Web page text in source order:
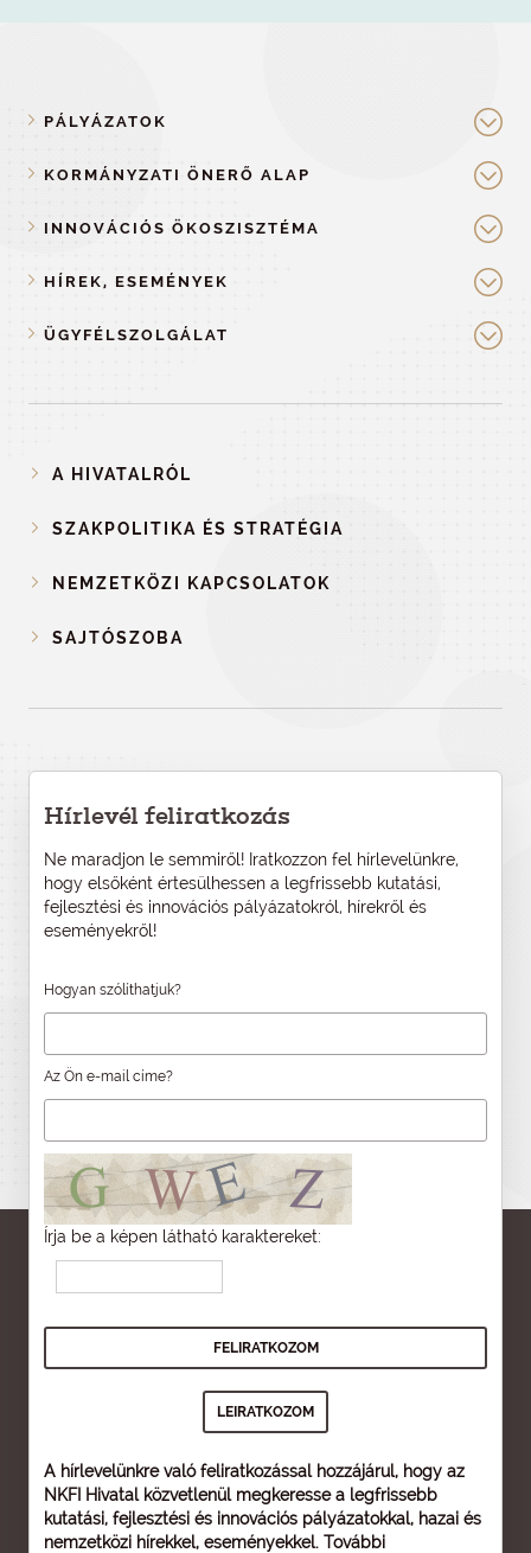
PÁLYÁZATOK
KORMÁNYZATI ÖNERŐ ALAP
INNOVÁCIÓS ÖKOSZISZTÉMA
HÍREK, ESEMÉNYEK
ÜGYFÉLSZOLGÁLAT
A HIVATALRÓL
SZAKPOLITIKA ÉS STRATÉGIA
NEMZETKÖZI KAPCSOLATOK
SAJTÓSZOBA
Hírlevél feliratkozás
Ne maradjon le semmiről! Iratkozzon fel hírlevelünkre,
hogy elsőként értesülhessen a legfrissebb kutatási,
fejlesztési és innovációs pályázatokról, hírekről és
eseményekről!
Hogyan szólíthatjuk?
Az Ön e-mail címe?
Írja be a képen látható karaktereket:
A hírlevelünkre való feliratkozással hozzájárul, hogy az
NKFI Hivatal közvetlenül megkeresse a legfrissebb
kutatási, fejlesztési és innovációs pályázatokkal, hazai és
nemzetközi hírekkel, eseményekkel. További